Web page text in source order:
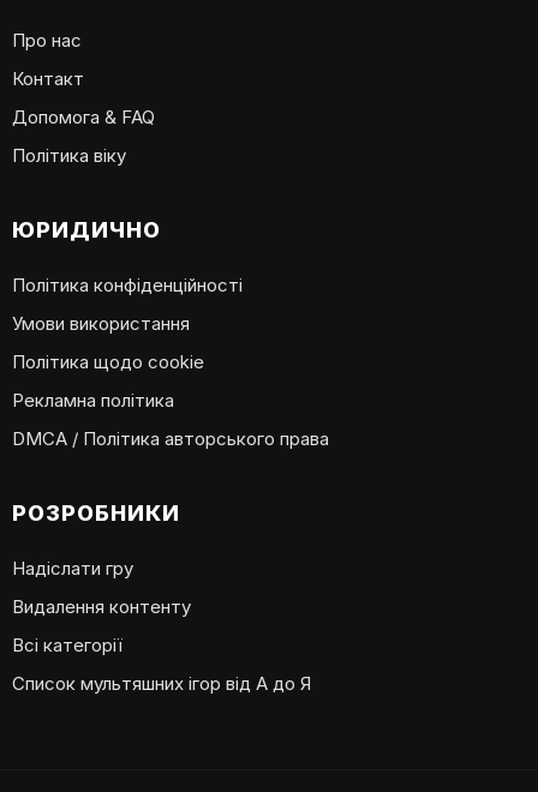
Про нас
Контакт
Допомога & FAQ
Політика віку
ЮРИДИЧНО
Політика конфіденційності
Умови використання
Політика щодо cookie
Рекламна політика
DMCA / Політика авторського права
РОЗРОБНИКИ
Надіслати гру
Видалення контенту
Всі категорії
Список мультяшних ігор від А до Я